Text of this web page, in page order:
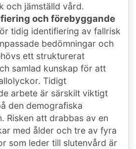
och jämställd vård.
och förebyggande
tidig identifiering av fallrisk
bedömningar och
ett strukturerat
samlad kunskap för att
Tidigt
arbete är särskilt viktigt
den demografiska
Risken att drabbas av en
med ålder och tre av fyra
som leder till slutenvård är